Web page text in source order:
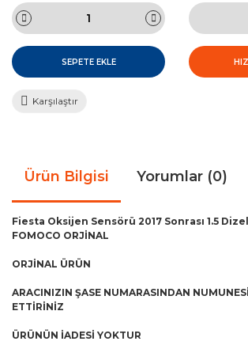
SEPETE EKLE
Karşılaştır
Ürün Bilgisi Yorumlar (0)
Fiesta Oksijen Sensörü 2017 Sonrası 1.5
FOMOCO ORJİNAL
ORJİNAL ÜRÜN
ARACINIZIN ŞASE NUMARASINDAN
ETTİRİNİZ
ÜRÜNÜN İADESİ YOKTUR